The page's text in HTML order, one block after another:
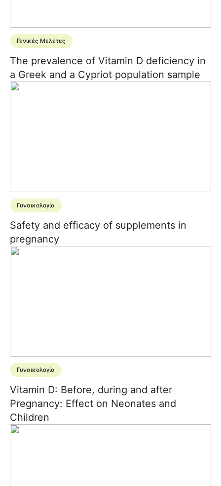
Γενικές Μελέτες
The prevalence of Vitamin D deficiency in
a Greek and a Cypriot population sample
Γυναικολογία
Safety and efficacy of supplements in
pregnancy
Γυναικολογία
Vitamin D: Before, during and after
Pregnancy: Effect on Neonates and
Children